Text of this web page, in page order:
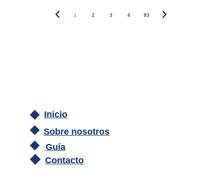
1 2 3 4 83
Inicio
Guía
Contacto
Sobre nosotros